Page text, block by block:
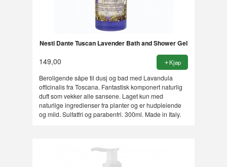
Nesti Dante Tuscan Lavender Bath and Shower Gel
149,00 Kjøp
Beroligende såpe til dusj og bad med Lavandula
officinalis fra Toscana. Fantastisk komponert naturlig
duft som vekker alle sansene. Laget kun med
naturlige ingredienser fra planter og er hudpleiende
og mild. Sulfatfri og parabenfri. 300ml. Made in Italy.